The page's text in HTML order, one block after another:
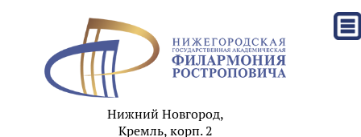
Нижний Новгород,
Кремль, корп. 2